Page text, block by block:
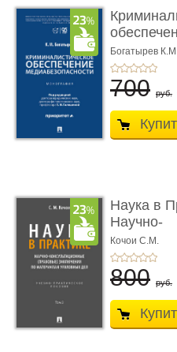
Богатырев
700 руб.
Наука в
Научно-
...
Кочои С.М.
800 руб.